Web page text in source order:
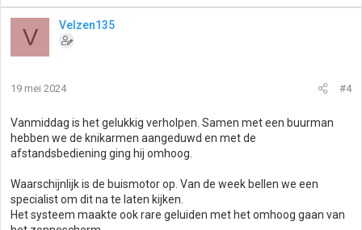
V Velzen135
19 mei 2024 #4
Vanmiddag is het gelukkig verholpen. Samen met een buurman
hebben we de knikarmen aangeduwd en met de
afstandsbediening ging hij omhoog.
Waarschijnlijk is de buismotor op. Van de week bellen we een
specialist om dit na te laten kijken.
Het systeem maakte ook rare geluiden met het omhoog gaan van